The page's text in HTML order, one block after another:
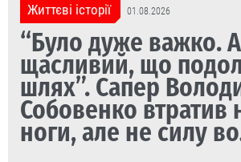
Життєві історії 01.08.2026
“Було дуже важко.
щасливий, що
шлях”. Сапер
Собовенко втратив
ноги, але не силу